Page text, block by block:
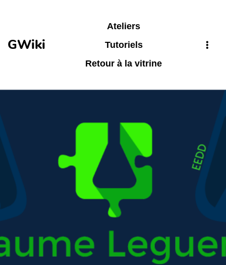
GWiki
Ateliers
Tutoriels
Retour à la vitrine